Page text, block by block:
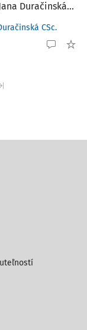
Duračinská...
CSc.